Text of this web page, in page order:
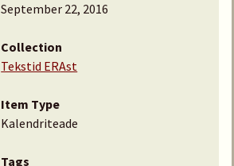
September 22, 2016
Collection
Tekstid ERAst
Item Type
Kalendriteade
Tags